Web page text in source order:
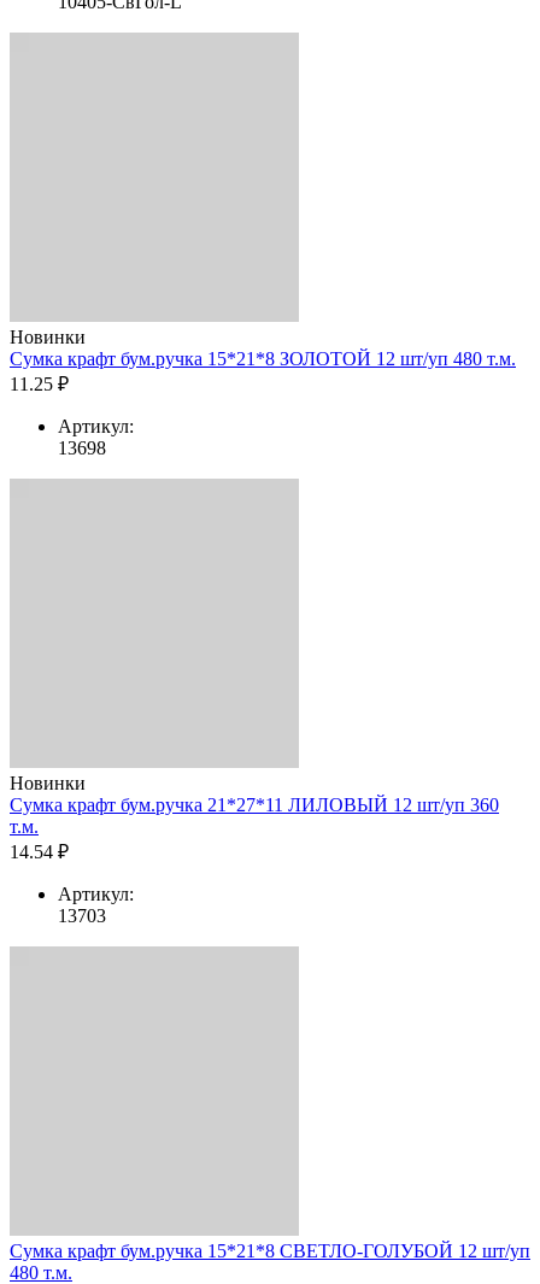
Новинки
Сумка крафт бум.ручка 15*21*8 ЗОЛОТОЙ 12 шт/уп 480 т.м.
11.25 ₽
Артикул:
13698
Новинки
Сумка крафт бум.ручка 21*27*11 ЛИЛОВЫЙ 12 шт/уп 360
т.м.
14.54 ₽
Артикул:
13703
Сумка крафт бум.ручка 15*21*8 СВЕТЛО-ГОЛУБОЙ 12 шт/уп
480 т.м.